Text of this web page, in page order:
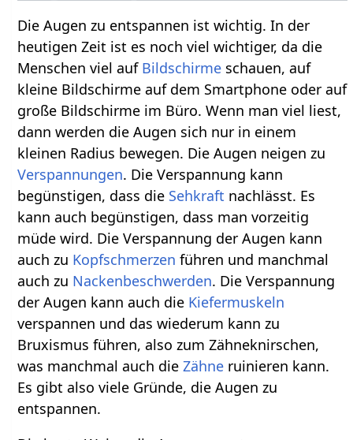
Die Augen zu entspannen ist wichtig. In der
heutigen Zeit ist es noch viel wichtiger, da die
Menschen viel auf Bildschirme schauen, auf
kleine Bildschirme auf dem Smartphone oder auf
große Bildschirme im Büro. Wenn man viel liest,
dann werden die Augen sich nur in einem
kleinen Radius bewegen. Die Augen neigen zu
Verspannungen. Die Verspannung kann
begünstigen, dass die Sehkraft nachlässt. Es
kann auch begünstigen, dass man vorzeitig
müde wird. Die Verspannung der Augen kann
auch zu Kopfschmerzen führen und manchmal
auch zu Nackenbeschwerden. Die Verspannung
der Augen kann auch die Kiefermuskeln
verspannen und das wiederum kann zu
Bruxismus führen, also zum Zähneknirschen,
was manchmal auch dieZähne ruinieren kann.
Es gibt also viele Gründe, die Augen zu
entspannen.